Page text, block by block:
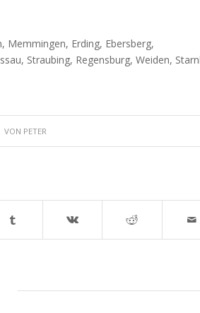
Memmingen, Erding, Ebersberg,
Straubing, Regensburg, Weiden,
VON PETER